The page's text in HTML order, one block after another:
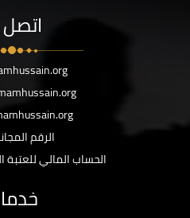
اتصل
الرقم
الحساب المالي